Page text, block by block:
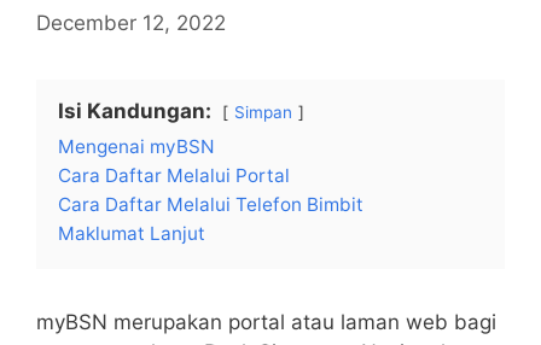
December 12, 2022
Isi Kandungan: Simpan
Mengenai myBSN
Cara Daftar Melalui Portal
Cara Daftar Melalui Telefon Bimbit
Maklumat Lanjut
myBSN merupakan portal atau laman web bagi